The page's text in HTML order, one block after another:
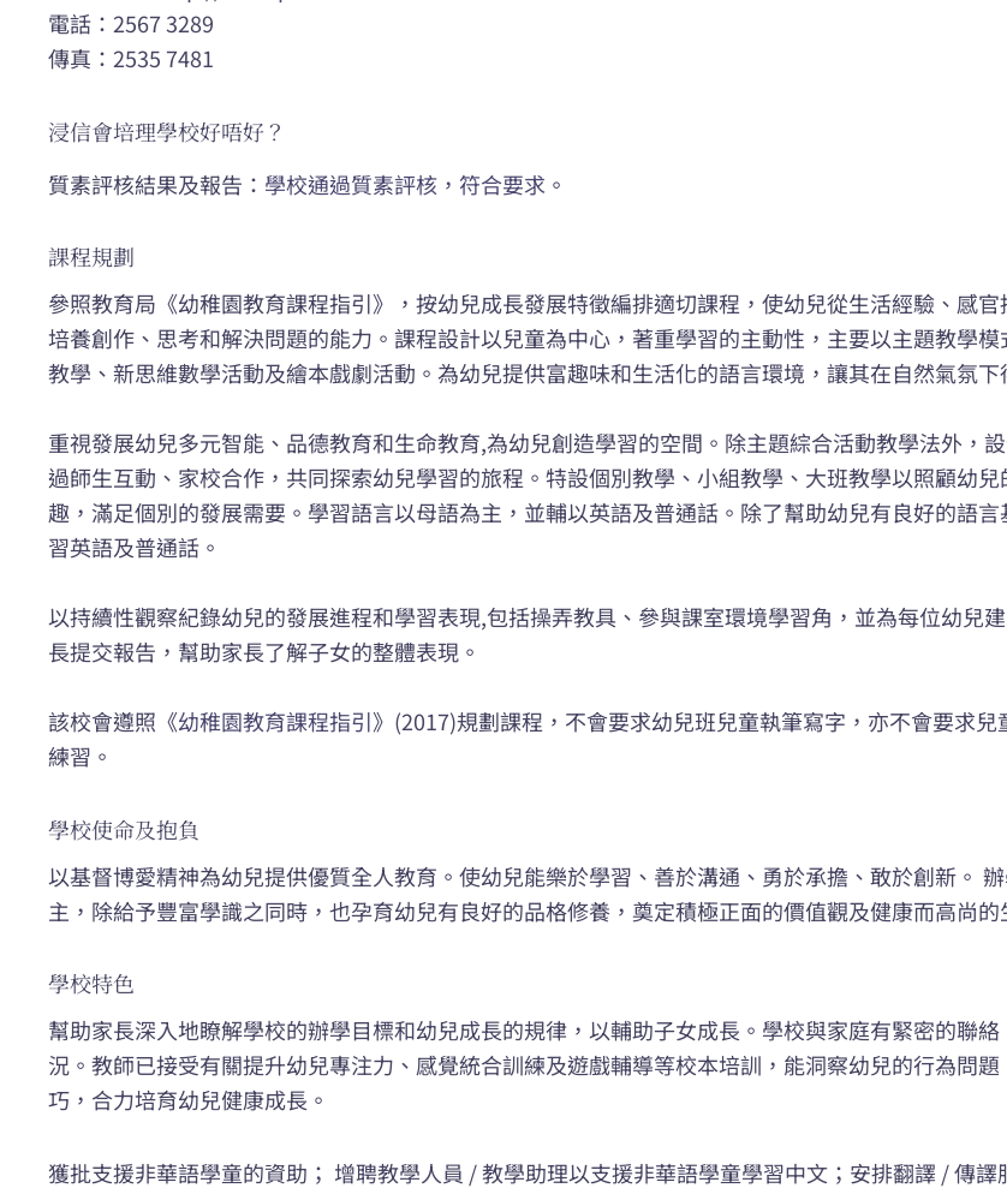
電話：2567 3289
傳真：2535 7481
浸信會培理學校好唔好？
質素評核結果及報告： 學校通過質素評核，符合要求 。
課程規劃
參照教育局《幼稚園教育課程指引》，按幼兒成長發展特徵編排適切課程，使幼兒從生活經驗、感
培養創作、思考和解決問題的能力。課程設計以兒童為中心，著重學習的主動性，主要以主題教學
教學、新思維數學活動及繪本戲劇活動。為幼兒提供富趣味和生活化的語言環境，讓其在自然氣氛下
重視發展幼兒多元智能、品德教育和生命教育,為幼兒創造學習的空間。除主題綜合活動教學法外，
過師生互動、家校合作，共同探索幼兒學習的旅程。特設個別教學、小組教學、大班教學以照顧幼
趣，滿足個別的發展需要。學習語言以母語為主，並輔以英語及普通話。除了幫助幼兒有良好的語
習英語及普通話。
以持續性觀察紀錄幼兒的發展進程和學習表現,包括操弄教具、參與課室環境學習角，並為每位幼兒
長提交報告，幫助家長了解子女的整體表現。
該校會遵照《幼稚園教育課程指引》(2017)規劃課程，不會要求幼兒班兒童執筆寫字，亦不會要求
練習。
學校使命及抱負
以基督博愛精神為幼兒提供優質全人教育。使幼兒能樂於學習、善於溝通、勇於承擔、敢於創新。
主，除給予豐富學識之同時，也孕育幼兒有良好的品格修養，奠定積極正面的價值觀及健康而高尚的
學校特色
幫助家長深入地瞭解學校的辦學目標和幼兒成長的規律，以輔助子女成長。學校與家庭有緊密的聯
況。教師已接受有關提升幼兒專注力、感覺統合訓練及遊戲輔導等校本培訓，能洞察幼兒的行為問
巧，合力培育幼兒健康成長。
獲批支援非華語學童的資助； 增聘教學人員 / 教學助理以支援非華語學童學習中文；安排翻譯 / 傳